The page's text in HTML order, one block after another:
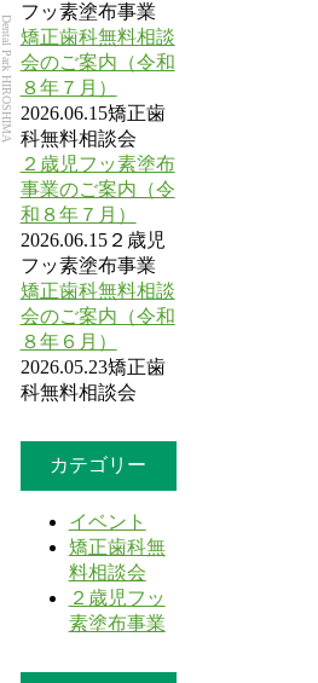
Dental Park HIROSHIMA
フッ素塗布事業
矯正歯科無料相談
会のご案内（令和
８年７月）
2026.06.15矯正歯
科無料相談会
２歳児フッ素塗布
事業のご案内（令
和８年７月）
2026.06.15２歳児
フッ素塗布事業
矯正歯科無料相談
会のご案内（令和
８年６月）
2026.05.23矯正歯
科無料相談会
カテゴリー
イベント
矯正歯科無
料相談会
２歳児フッ
素塗布事業